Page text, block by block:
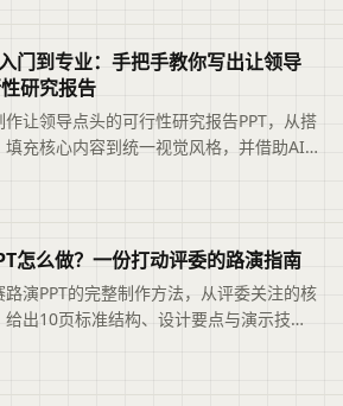
门到专业：手把手教你写出让领导
研究报告
让领导点头的可行性研究报告PPT，从搭
填充核心内容到统一视觉风格，并借助AI
实际参考。摘要依据现有标题与正文整
文章是否符合当前需求，再进入原文查
。
怎么做？一份打动评委的路演指南
演PPT的完整制作方法，从评委关注的核
出10页标准结构、设计要点与演示技
现力。摘要依据现有标题与正文整理，